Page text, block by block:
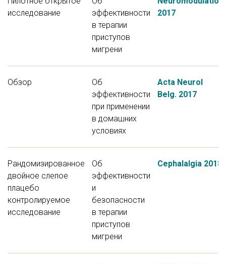
исследование
эффективности
в терапии
приступов
мигрени
2017
Обзор
Об
эффективности
при применении
в домашних
условиях
Acta Neurol
Belg. 2017
Рандомизированное
двойное слепое
плацебо
контролируемое
исследование
Об
эффективности
и
безопасности
в терапии
приступов
мигрени
Cephalalgia 2018